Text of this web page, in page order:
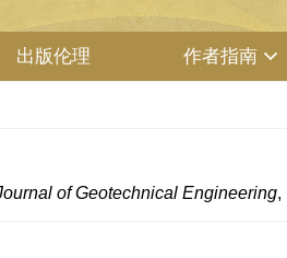
出版伦理 作者指南
of Geotechnical Engineering,